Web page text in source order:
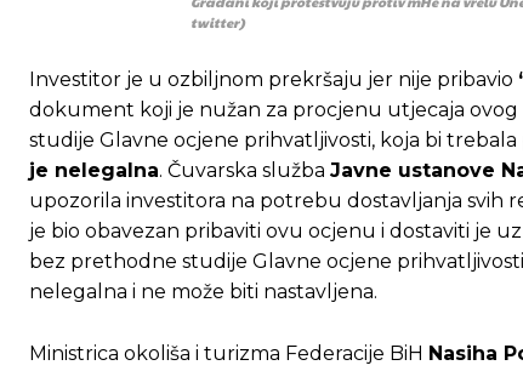
twitter)
Investitor je u ozbiljnom prekršaju jer nije pribavio
dokument koji je nužan za procjenu utjecaja
studije Glavne ocjene prihvatljivosti, koja bi
je nelegalna. Čuvarska služba Javne ustanove
upozorila investitora na potrebu dostavljanja
je bio obavezan pribaviti ovu ocjenu i dostaviti je
bez prethodne studije Glavne ocjene
nelegalna i ne može biti nastavljena.
Ministrica okoliša i turizma Federacije BiH Nasiha